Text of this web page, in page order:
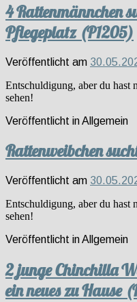
4 Rattenmännchen
Pflegeplatz (P1205)
Veröffentlicht am
Entschuldigung, aber du hast
sehen!
Veröffentlicht inAllgemein
Rattenweibchen
Veröffentlicht am
Entschuldigung, aber du hast
sehen!
Veröffentlicht inAllgemein
2 junge Chinchilla
ein neues zu Hause